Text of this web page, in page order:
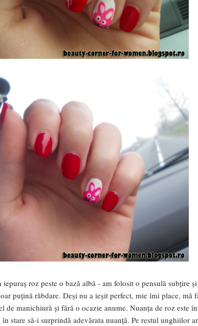
roz peste o bază albă - am folosit o pensulă subțire
puțină răbdare. Deși nu a ieșit perfect, mie îmi place, mă
de manichiură și fără o ocazie anume. Nuanța de roz este
stare să-i surprindă adevărata nuanță. Pe restul unghiilor